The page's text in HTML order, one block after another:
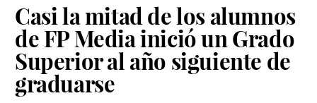
Casi la mitad de los alumnos
de FP Media inició un Grado
Superior al año siguiente de
graduarse